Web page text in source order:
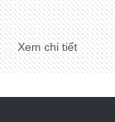
Xem chi tiết